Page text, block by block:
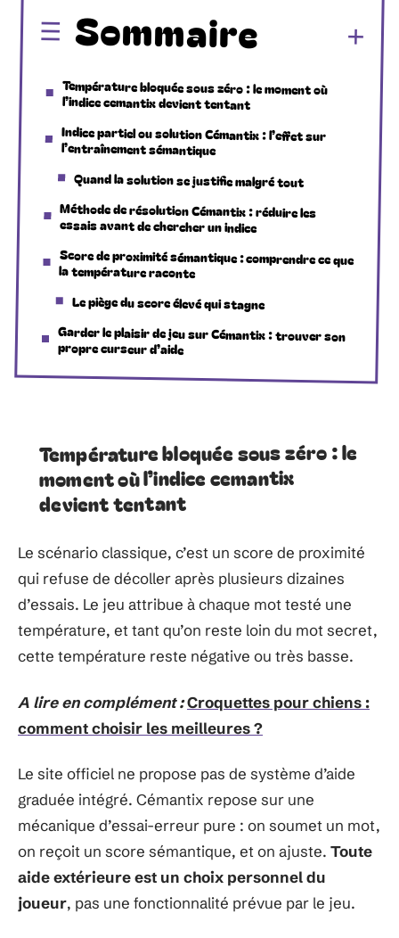
Sommaire
Température bloquée sous zéro : le moment où
l’indice cemantix devient tentant
Indice partiel ou solution Cémantix : l’effet sur
l’entraînement sémantique
Quand la solution se justifie malgré tout
Méthode de résolution Cémantix : réduire les
essais avant de chercher un indice
Score de proximité sémantique : comprendre ce que
la température raconte
Le piège du score élevé qui stagne
Garder le plaisir de jeu sur Cémantix : trouver son
propre curseur d’aide
Température bloquée sous zéro : le
moment où l’indice cemantix
devient tentant
Le scénario classique, c’est un score de proximité
qui refuse de décoller après plusieurs dizaines
d’essais. Le jeu attribue à chaque mot testé une
température, et tant qu’on reste loin du mot secret,
cette température reste négative ou très basse.
A lire en complément :Croquettes pour chiens :
comment choisir les meilleures ?
Le site officiel ne propose pas de système d’aide
graduée intégré. Cémantix repose sur une
mécanique d’essai-erreur pure : on soumet un mot,
on reçoit un score sémantique, et on ajuste. Toute
aide extérieure est un choix personnel du
joueur, pas une fonctionnalité prévue par le jeu.